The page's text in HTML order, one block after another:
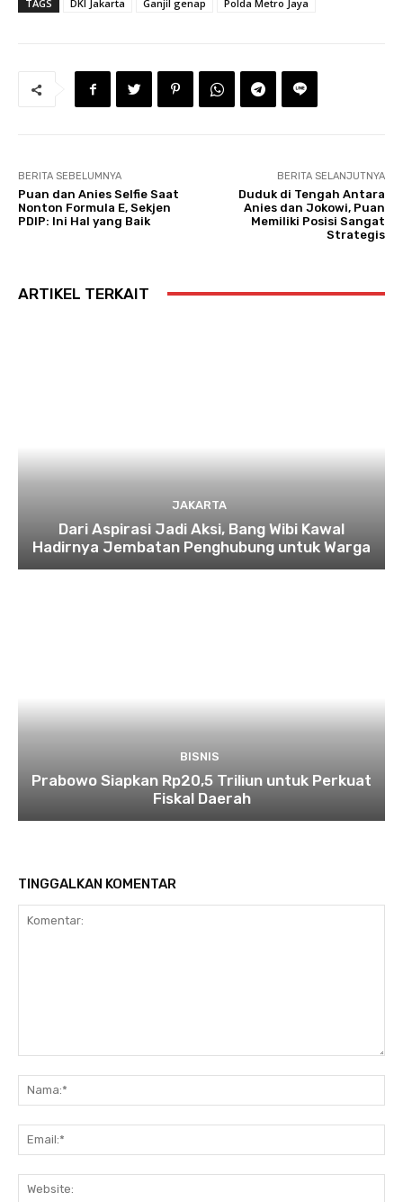
TAGS DKI Jakarta Ganjil genap Polda Metro Jaya
BERITA SEBELUMNYA
Puan dan Anies Selfie Saat
Nonton Formula E, Sekjen
PDIP: Ini Hal yang Baik
BERITA SELANJUTNYA
Duduk di Tengah Antara
Anies dan Jokowi, Puan
Memiliki Posisi Sangat
Strategis
ARTIKEL TERKAIT
JAKARTA
Dari Aspirasi Jadi Aksi, Bang Wibi Kawal
Hadirnya Jembatan Penghubung untuk Warga
BISNIS
Prabowo Siapkan Rp20,5 Triliun untuk Perkuat
Fiskal Daerah
TINGGALKAN KOMENTAR